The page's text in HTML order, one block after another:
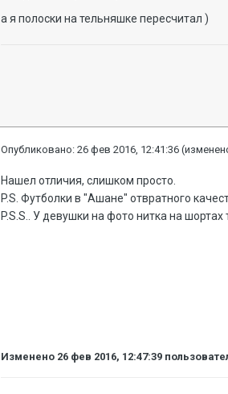
а я полоски на тельняшке пересчитал )
Опубликовано:26 фев 2016, 12:41:36
Нашел отличия, слишком просто.
P.S. Футболки в "Ашане" отвратного
P.S.S.. У девушки на фото нитка на
Изменено 26 фев 2016, 12:47:39